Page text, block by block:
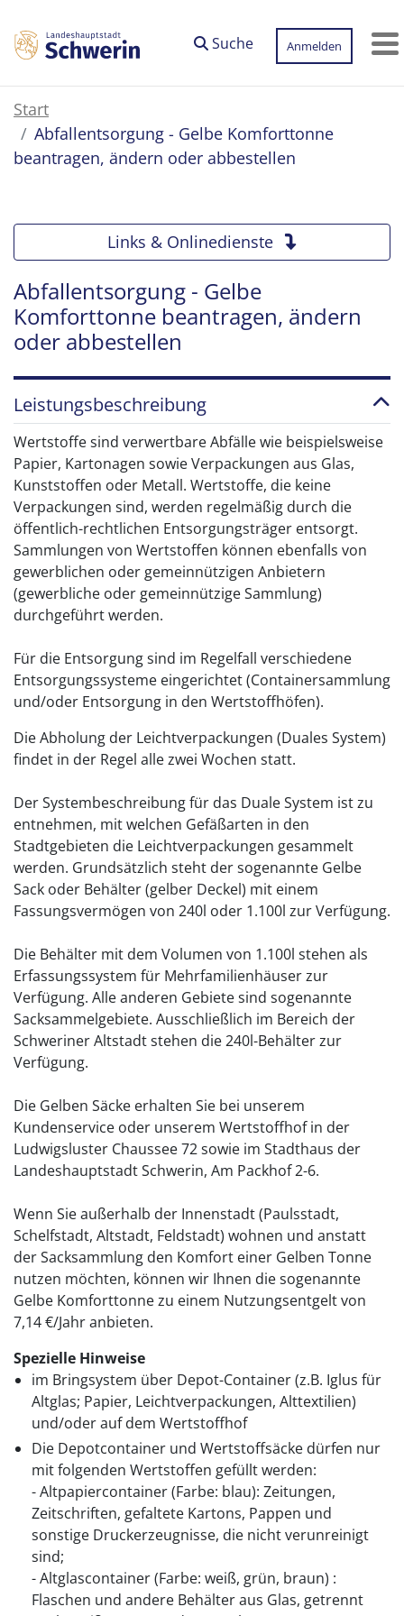
Suche
Anmelden
Start
Abfallentsorgung - Gelbe Komforttonne
beantragen, ändern oder abbestellen
Links & Onlinedienste
Abfallentsorgung - Gelbe
Komforttonne beantragen, ändern
oder abbestellen
Leistungsbeschreibung
Wertstoffe sind verwertbare Abfälle wie beispielsweise
Papier, Kartonagen sowie Verpackungen aus Glas,
Kunststoffen oder Metall. Wertstoffe, die keine
Verpackungen sind, werden regelmäßig durch die
öffentlich-rechtlichen Entsorgungsträger entsorgt.
Sammlungen von Wertstoffen können ebenfalls von
gewerblichen oder gemeinnützigen Anbietern
(gewerbliche oder gemeinnützige Sammlung)
durchgeführt werden.
Für die Entsorgung sind im Regelfall verschiedene
Entsorgungssysteme eingerichtet (Containersammlung
und/oder Entsorgung in den Wertstoffhöfen).
Die Abholung der Leichtverpackungen (Duales System)
findet in der Regel alle zwei Wochen statt.
Der Systembeschreibung für das Duale System ist zu
entnehmen, mit welchen Gefäßarten in den
Stadtgebieten die Leichtverpackungen gesammelt
werden. Grundsätzlich steht der sogenannte Gelbe
Sack oder Behälter (gelber Deckel) mit einem
Fassungsvermögen von 240l oder 1.100l zur Verfügung.
Die Behälter mit dem Volumen von 1.100l stehen als
Erfassungssystem für Mehrfamilienhäuser zur
Verfügung. Alle anderen Gebiete sind sogenannte
Sacksammelgebiete. Ausschließlich im Bereich der
Schweriner Altstadt stehen die 240l-Behälter zur
Verfügung.
Die Gelben Säcke erhalten Sie bei unserem
Kundenservice oder unserem Wertstoffhof in der
Ludwigsluster Chaussee 72 sowie im Stadthaus der
Landeshauptstadt Schwerin, Am Packhof 2-6.
Wenn Sie außerhalb der Innenstadt (Paulsstadt,
Schelfstadt, Altstadt, Feldstadt) wohnen und anstatt
der Sacksammlung den Komfort einer Gelben Tonne
nutzen möchten, können wir Ihnen die sogenannte
Gelbe Komforttonne zu einem Nutzungsentgelt von
7,14 €/Jahr anbieten.
Spezielle Hinweise
im Bringsystem über Depot-Container (z.B. Iglus für
Altglas; Papier, Leichtverpackungen, Alttextilien)
und/oder auf dem Wertstoffhof
Die Depotcontainer und Wertstoffsäcke dürfen nur
mit folgenden Wertstoffen gefüllt werden:
- Altpapiercontainer (Farbe: blau): Zeitungen,
Zeitschriften, gefaltete Kartons, Pappen und
sonstige Druckerzeugnisse, die nicht verunreinigt
sind;
- Altglascontainer (Farbe: weiß, grün, braun) :
Flaschen und andere Behälter aus Glas, getrennt